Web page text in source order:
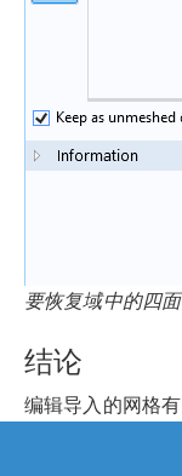
要恢复域中的四
结论
编辑导入的网格
能，可以使这些